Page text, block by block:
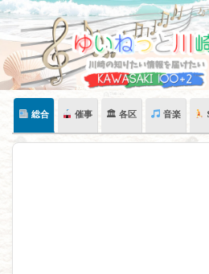
Skip
content
総合 催事 🏛 各区 音楽